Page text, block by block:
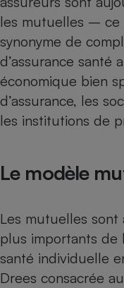
les mutuelles – ce
synonyme de
d’assurance santé
économique bien
d’assurance, les
les institutions de
Le modèle
Les mutuelles sont
plus importants de
santé individuelle
Drees consacrée au